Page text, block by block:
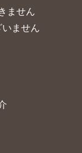
ません
ません